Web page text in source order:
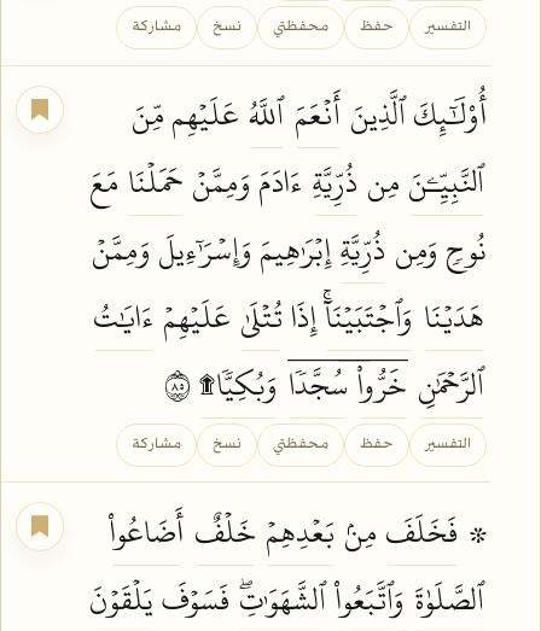
التفسير حفظ محفظتي نسخ مشاركة
أُوْلَٰٓئِكَ ٱلَّذِينَأَنۡعَمَٱللَّهُعَلَيۡهِم مِّنَ
ٱلنَّبِيِّـۧنَمِن ذُرِّيَّةِ ءَادَمَ وَمِمَّنۡحَمَلۡنَا مَعَ
نُوحٖ وَمِن ذُرِّيَّةِإِبۡرَٰهِيمَ وَإِسۡرَٰٓءِيلَ وَمِمَّنۡ
هَدَيۡنَا وَٱجۡتَبَيۡنَآۚإِذَاتُتۡلَىٰعَلَيۡهِمۡ ءَايَٰتُ
ٱلرَّحۡمَٰنِ خَرُّواْۤسُجَّدٗاۤ وَبُكِيّٗا۩
التفسير حفظ محفظتي نسخ مشاركة
۞ فَخَلَفَمِنۢ بَعۡدِهِمۡخَلۡفٌ أَضَاعُواْ
ٱلصَّلَوٰةَ وَٱتَّبَعُواْٱلشَّهَوَٰتِۖفَسَوۡفَيَلۡقَوۡنَ